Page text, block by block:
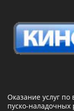
Оказание услуг
пуско-наладочных